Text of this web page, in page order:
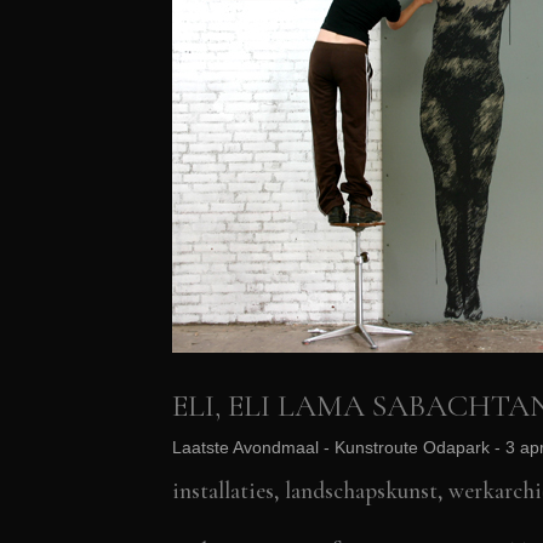
ELI, ELI LAMA
Laatste Avondmaal - Kunstroute Odapark - 3
installaties, landschapskunst,